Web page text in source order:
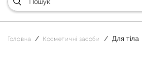
Головна Косметичні засоби Для тіла